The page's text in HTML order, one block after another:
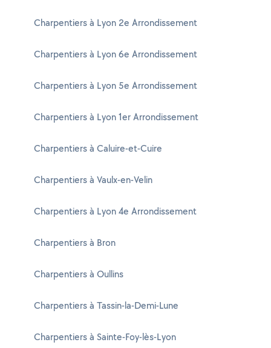
Charpentiers à Lyon 2e Arrondissement
Charpentiers à Lyon 6e Arrondissement
Charpentiers à Lyon 5e Arrondissement
Charpentiers à Lyon 1er Arrondissement
Charpentiers à Caluire-et-Cuire
Charpentiers à Vaulx-en-Velin
Charpentiers à Lyon 4e Arrondissement
Charpentiers à Bron
Charpentiers à Oullins
Charpentiers à Tassin-la-Demi-Lune
Charpentiers à Sainte-Foy-lès-Lyon